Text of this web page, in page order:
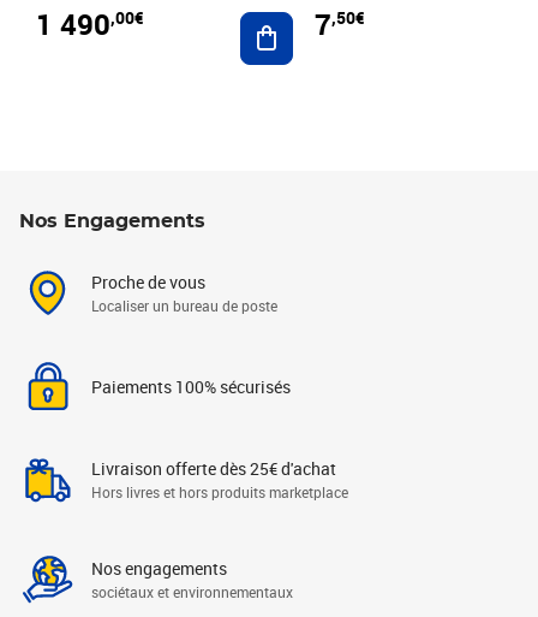
1 490,00€ Ajouter au panier
7,50€
Nos Engagements
Proche de vous
Localiser un bureau de poste
Paiements 100% sécurisés
Livraison offerte dès 25€ d'achat
Hors livres et hors produits marketplace
Nos engagements
sociétaux et environnementaux